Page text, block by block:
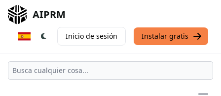
AIPRM
Inicio de sesión Instalar gratis